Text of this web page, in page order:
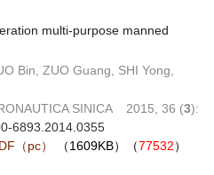
multi-purpose manned
Bin, ZUO Guang, SHI Yong,
SINICA 2015, 36 (3):
6893.2014.0355
（pc） （1609KB）（77532）